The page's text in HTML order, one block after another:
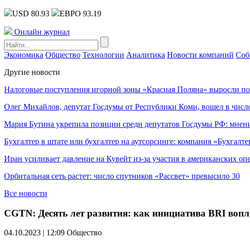
USD 80.93 ЕВРО 93.19
Онлайн журнал
Экономика Общество Технологии Аналитика Новости компаний
Другие новости
Налоговые поступления игорной зоны «Красная Поляна» выросли
Олег Михайлов, депутат Госдумы от Республики Коми, вошел в
Мария Бутина укрепила позиции среди депутатов Госдумы РФ:
Бухгалтер в штате или бухгалтер на аутсорсинге: компания
Иран усиливает давление на Кувейт из-за участия в американских
Орбитальная сеть растет: число спутников «Рассвет» превысило 30
Все новости
CGTN: Десять лет развития: как инициатива BRI
04.10.2023 | 12:09 Общество